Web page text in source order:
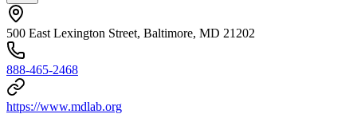
500 East Lexington Street, Baltimore, MD 21202
888-465-2468
https://www.mdlab.org